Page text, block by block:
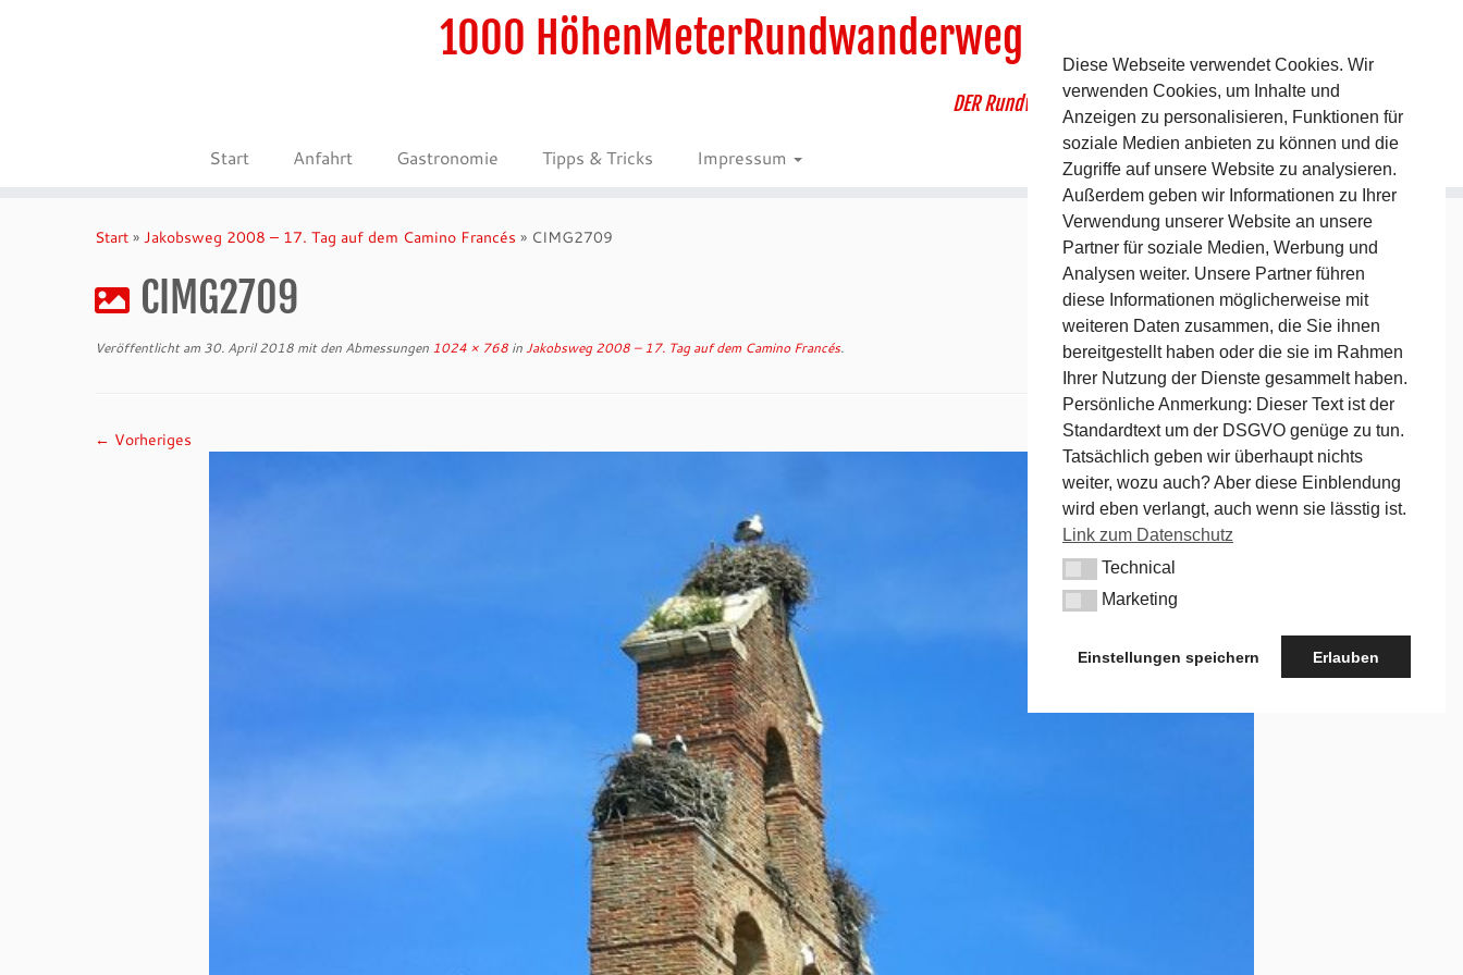
1000 HöhenMeterRundwanderweg
DER Rundwanderweg um Pommelsbrunn
Start Anfahrt Gastronomie Tipps & Tricks Impressum
Start » Jakobsweg 2008 – 17. Tag auf dem Camino Francés » CIMG2709
CIMG2709
Veröffentlicht am 30. April 2018 mit den Abmessungen 1024 × 768 inJakobsweg 2008 – 17. Tag auf dem Camino Francés.
← Vorheriges Nächstes →
Diese Webseite verwendet Cookies. Wir
verwenden Cookies, um Inhalte und
Anzeigen zu personalisieren, Funktionen für
soziale Medien anbieten zu können und die
Zugriffe auf unsere Website zu analysieren.
Außerdem geben wir Informationen zu Ihrer
Verwendung unserer Website an unsere
Partner für soziale Medien, Werbung und
Analysen weiter. Unsere Partner führen
diese Informationen möglicherweise mit
weiteren Daten zusammen, die Sie ihnen
bereitgestellt haben oder die sie im Rahmen
Ihrer Nutzung der Dienste gesammelt haben.
Persönliche Anmerkung: Dieser Text ist der
Standardtext um der DSGVO genüge zu tun.
Tatsächlich geben wir überhaupt nichts
weiter, wozu auch? Aber diese Einblendung
wird eben verlangt, auch wenn sie lässtig ist.
Link zum Datenschutz
TechnicalTechnical
MarketingMarketing
Einstellungen speichern Erlauben